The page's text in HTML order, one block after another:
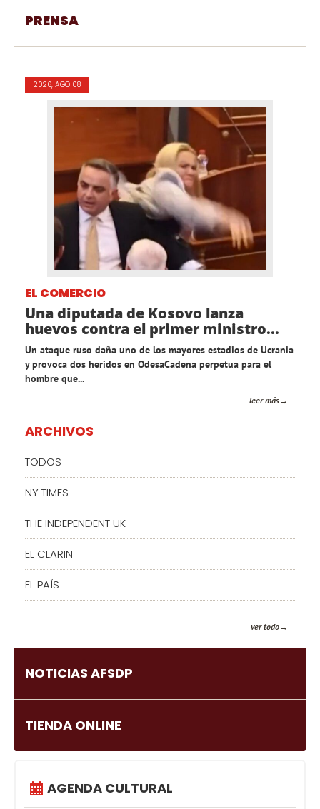
PRENSA
2026, AGO 08
EL COMERCIO
Una diputada de Kosovo lanza
huevos contra el primer ministro...
Un ataque ruso daña uno de los mayores estadios de Ucrania
y provoca dos heridos en OdesaCadena perpetua para el
hombre que...
leer más
ARCHIVOS
TODOS
NY TIMES
THE INDEPENDENT UK
EL CLARIN
EL PAÍS
ver todo
NOTICIAS AFSDP
TIENDA ONLINE
AGENDA CULTURAL